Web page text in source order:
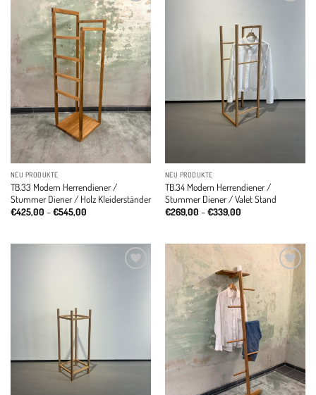
Add to
wishlist
NEU PRODUKTE
TB.33 Modern Herrendiener /
Stummer Diener / Holz Kleiderständer
€425,00 –€545,00Price
€545,00
NEU PRODUKTE
TB.34 Modern Herrendiener /
Stummer Diener / Valet Stand
€269,00 –€339,00Price
wishlist